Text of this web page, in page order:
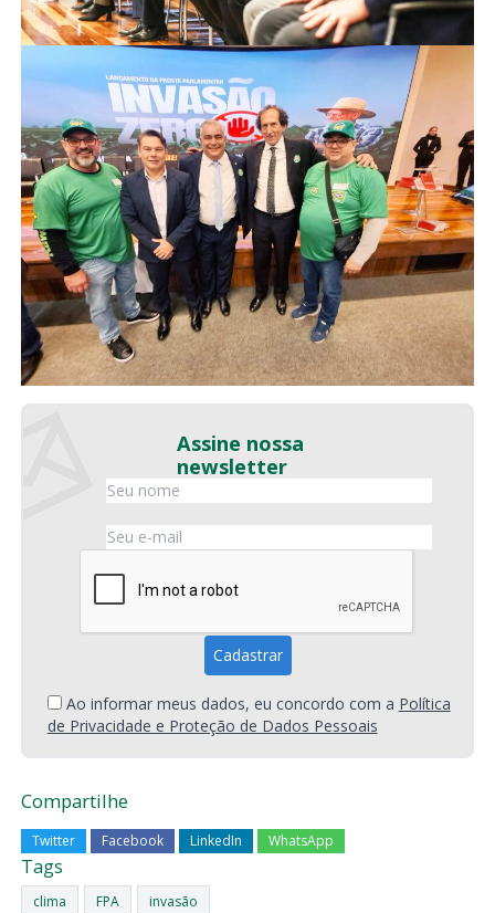
Assine nossa
newsletter
Ao informar meus dados, eu concordo com a Política
de Privacidade e Proteção de Dados Pessoais
Compartilhe
Twitter Facebook LinkedIn WhatsApp
Tags
clima FPA invasão